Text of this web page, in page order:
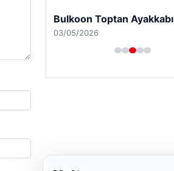
Bulkoon Toptan Ayakkabı
03/05/2026